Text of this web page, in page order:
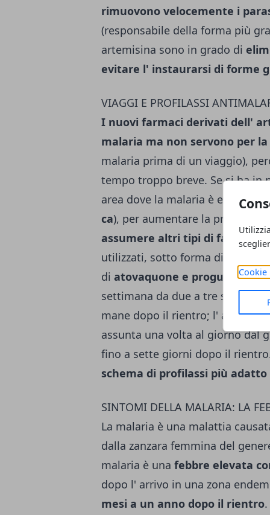
Cookie
rimuovono velocemen­te i
(respon­sabile della forma più
artemisina sono in grado di
evitare l' in­staurarsi di forme
VIAGGI E PROFILASSI
I nuovi farmaci derivati dell'
malaria ma non servono per
malaria prima di un viaggio),
tempo troppo breve. Se si ha in
area dove la malaria è
ca), per aumentare la
assu­mere altri tipi di farmaci
utilizzati, sotto forma di
di atovaquone e proguanile.
settimana da due a tre
mane dopo il rientro; l'
assunta una volta al giorno dal
fino a sette giorni dopo il
schema di profilas­si più
SINTOMI DELLA MALARIA: LA
La malaria è una malattia
dalla zanzara femmina del
malaria è una febbre elevata
dopo l' arrivo in una zona
mesi a un anno dopo il rientro